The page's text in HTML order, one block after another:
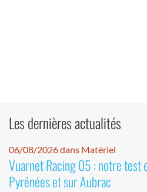
Les dernières actualités
06/08/2026 dans Matériel
Vuarnet Racing 05 : notre test
Pyrénées et sur Aubrac